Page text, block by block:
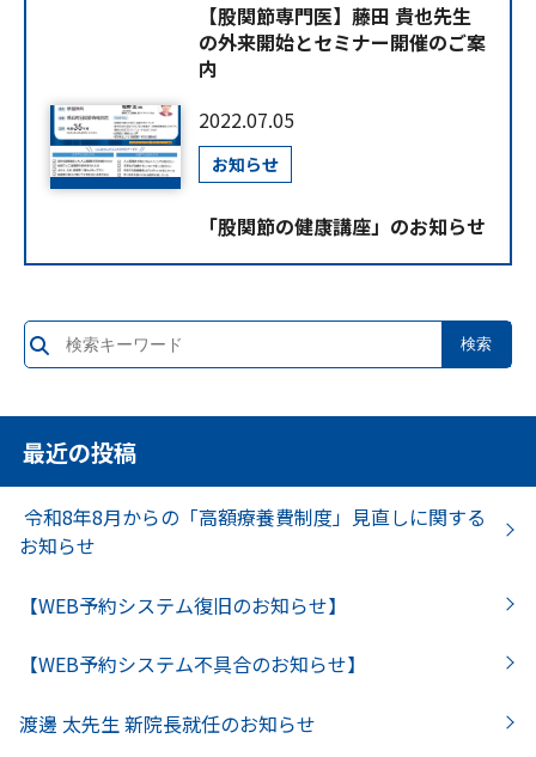
【股関節専門医】藤田 貴也先生
の外来開始とセミナー開催のご案
内
2022.07.05
お知らせ
「股関節の健康講座」のお知らせ
最近の投稿
令和8年8月からの「高額療養費制度」見直しに関する
お知らせ
【WEB予約システム復旧のお知らせ】
【WEB予約システム不具合のお知らせ】
渡邊 太先生 新院長就任のお知らせ